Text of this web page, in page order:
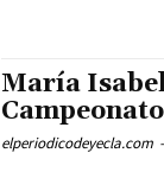
María
elperiodicodeyecla.com -